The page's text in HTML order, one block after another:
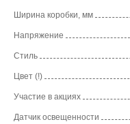
Ширина коробки, мм
Напряжение
Стиль
Цвет (!)
Участие в акциях
Датчик освещенности